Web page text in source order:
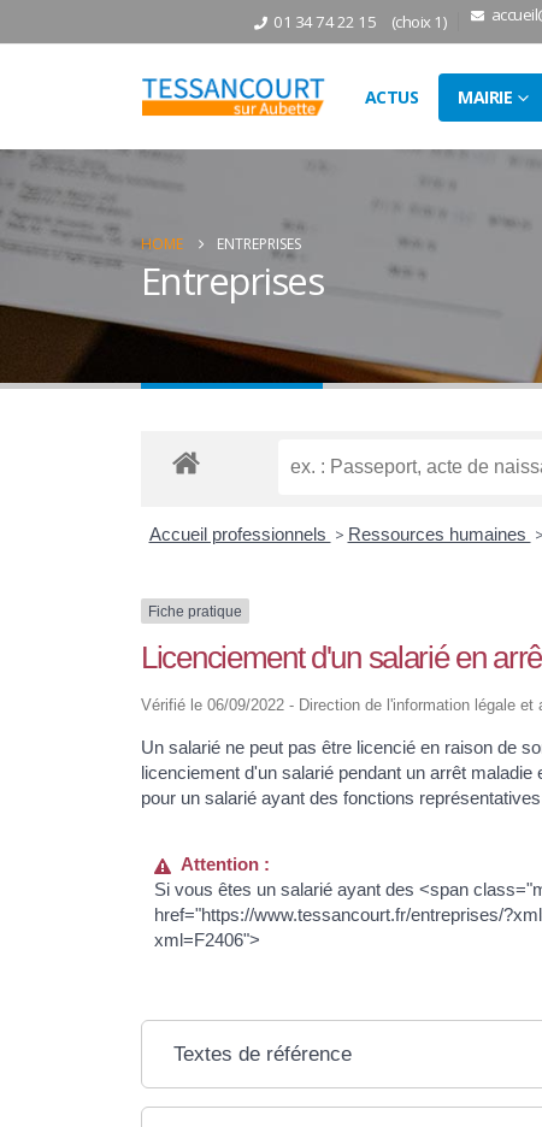
01 34 74 22 15 (choix 1)
ACTUS MAIRIE
HOME ENTREPRISES
Entreprises
Accueil professionnels > Ressources humaines >
Fiche pratique
Licenciement d'un salarié en
Vérifié le 06/09/2022 - Direction de l'information légale
Un salarié ne peut pas être licencié en raison de
licenciement d'un salarié pendant un arrêt
pour un salarié ayant des fonctions
Attention :
Si vous êtes un salarié ayant des <span
href="https://www.tessancourt.fr/entreprises/
xml=F2406">
Textes de référence